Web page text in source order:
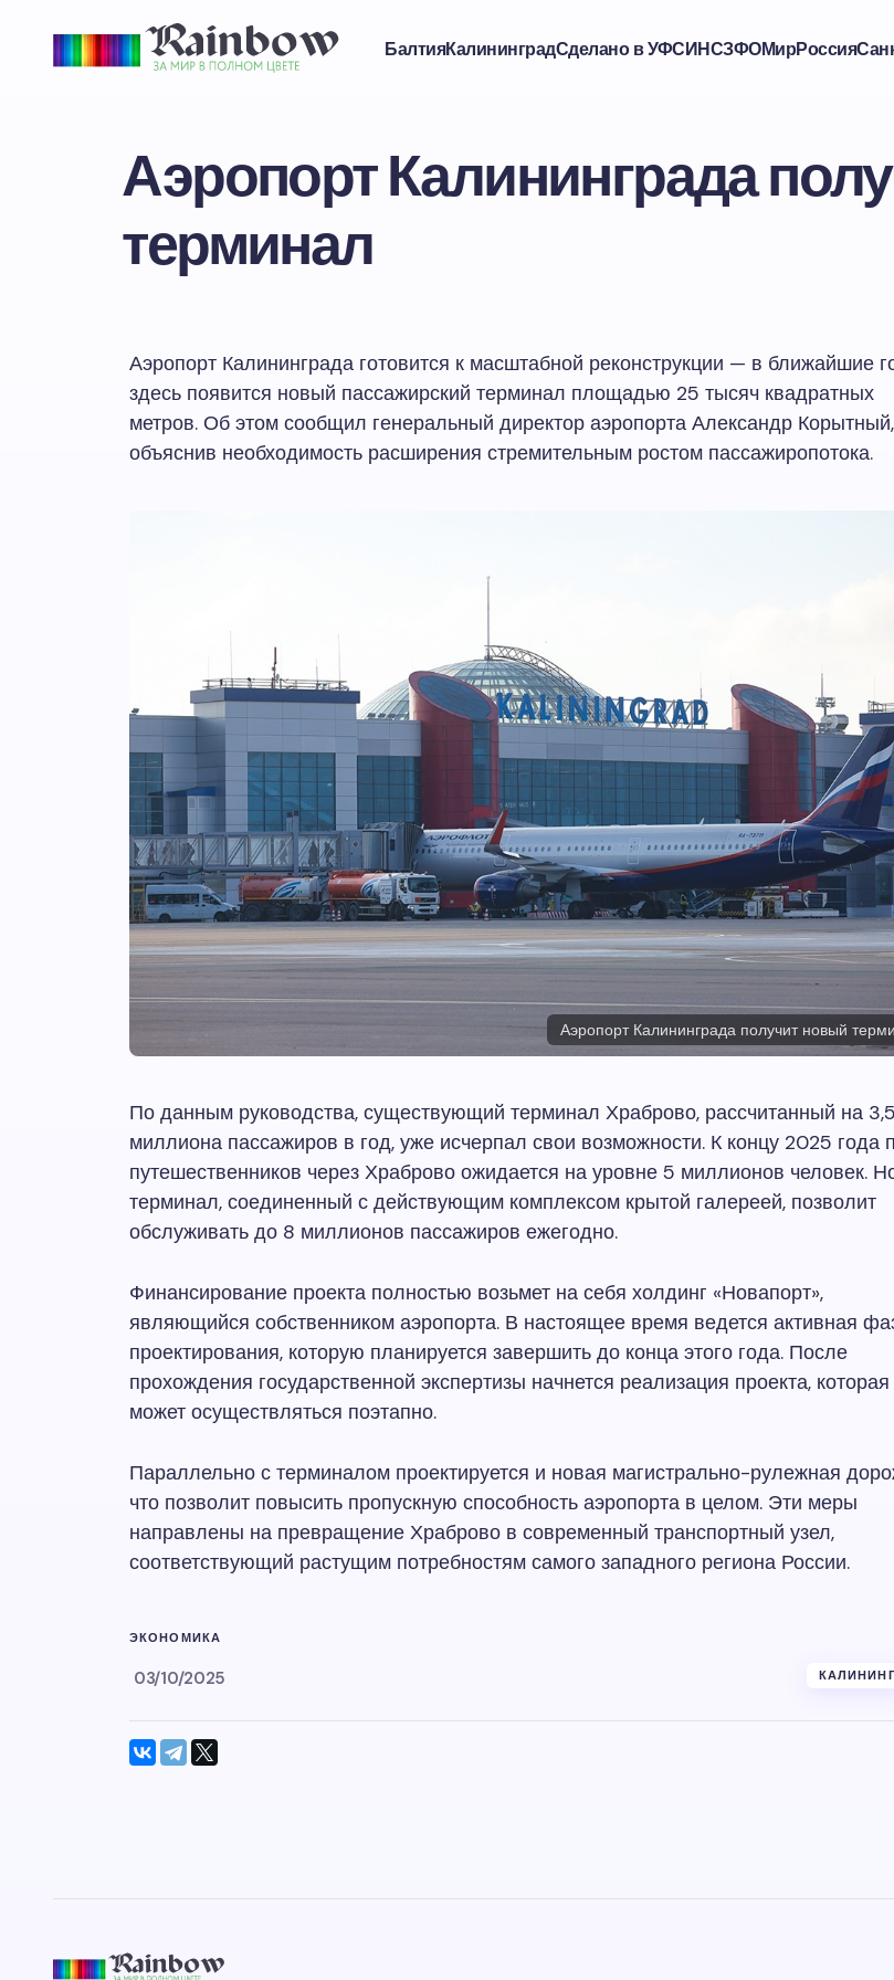
БалтияКалининградСделано в УФСИНСЗФОМирРоссия
Аэропорт Калининграда
терминал
Аэропорт Калининграда готовится к масштабной реконструкции — в ближайшие
здесь появится новый пассажирский терминал площадью 25 тысяч квадратных
метров. Об этом сообщил генеральный директор аэропорта Александр Корытный,
объяснив необходимость расширения стремительным ростом пассажиропотока.
Аэропорт Калининграда получит новый
По данным руководства, существующий терминал Храброво, рассчитанный на 3,5
миллиона пассажиров в год, уже исчерпал свои возможности. К концу 2025 года
путешественников через Храброво ожидается на уровне 5 миллионов человек.
терминал, соединенный с действующим комплексом крытой галереей, позволит
обслуживать до 8 миллионов пассажиров ежегодно.
Финансирование проекта полностью возьмет на себя холдинг «Новапорт»,
являющийся собственником аэропорта. В настоящее время ведется активная
проектирования, которую планируется завершить до конца этого года. После
прохождения государственной экспертизы начнется реализация проекта, которая
может осуществляться поэтапно.
Параллельно с терминалом проектируется и новая магистрально-рулежная
что позволит повысить пропускную способность аэропорта в целом. Эти меры
направлены на превращение Храброво в современный транспортный узел,
соответствующий растущим потребностям самого западного региона России.
ЭКОНОМИКА
03/10/2025